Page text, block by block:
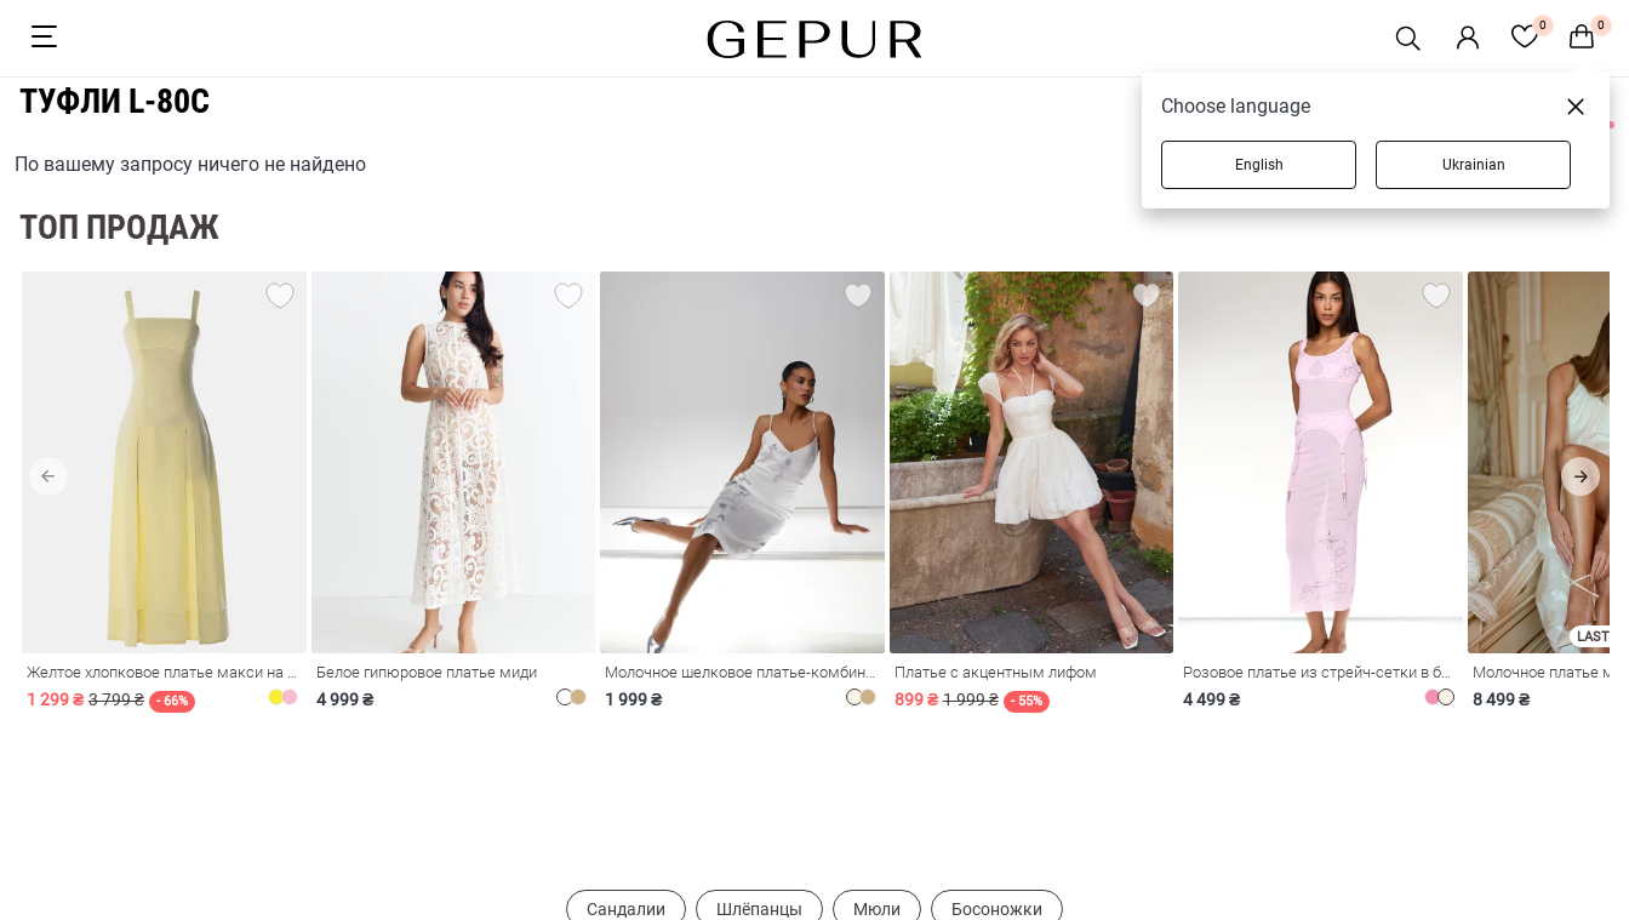
0 0
ТУФЛИ L-80C
0 товаров
По вашему запросу ничего не найдено
ТОП ПРОДАЖ
1 299 ₴ 3 799 ₴ - 66%
Белое гипюровое платье миди
4 999 ₴ 1 999 ₴
Платье с акцентным лифом
899 ₴ 1 999 ₴ - 55% 4 499 ₴
LAST
8 499 ₴
Сандалии Шлёпанцы Мюли Босоножки
Choose language
English Ukrainian